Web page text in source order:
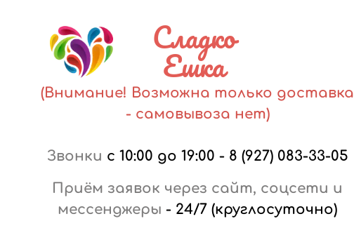
Сладко
Ешка
(Внимание! Возможна только доставка
- самовывоза нет)
Звонки с 10:00 до 19:00 - 8 (927) 083-33-05
Приём заявок через сайт, соцсети и
мессенджеры - 24/7 (круглосуточно)